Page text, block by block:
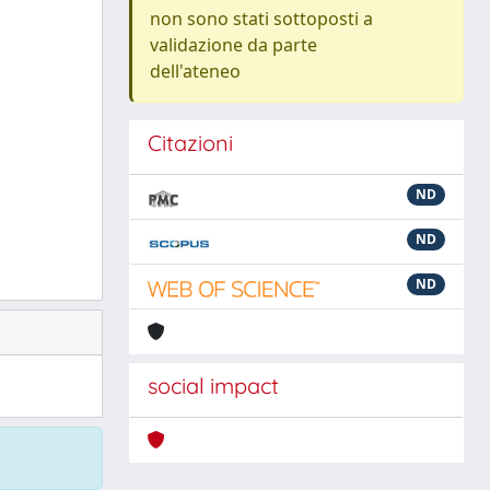
non sono stati sottoposti a
validazione da parte
dell'ateneo
Citazioni
ND
ND
ND
social impact